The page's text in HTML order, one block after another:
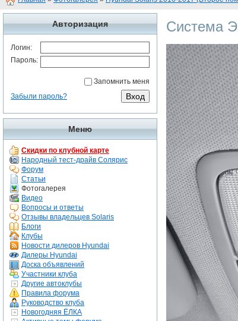
Авторизация
Логин:
Пароль:
Запомнить меня
Забыли пароль?
Меню
Скидки по клубной карте
Народный тест-драйв Солярис
Форум
Статьи
Фотогалерея
Видео
Вопросы и ответы
Отзывы владельцев Solaris
Блоги
Клубы
Новости дилеров Hyundai
Дилеры Hyundai
Доска объявлений
Участники клуба
Другие автоклубы
Правила форума
Руководство клуба
Новогодняя ЁЛКА
Система